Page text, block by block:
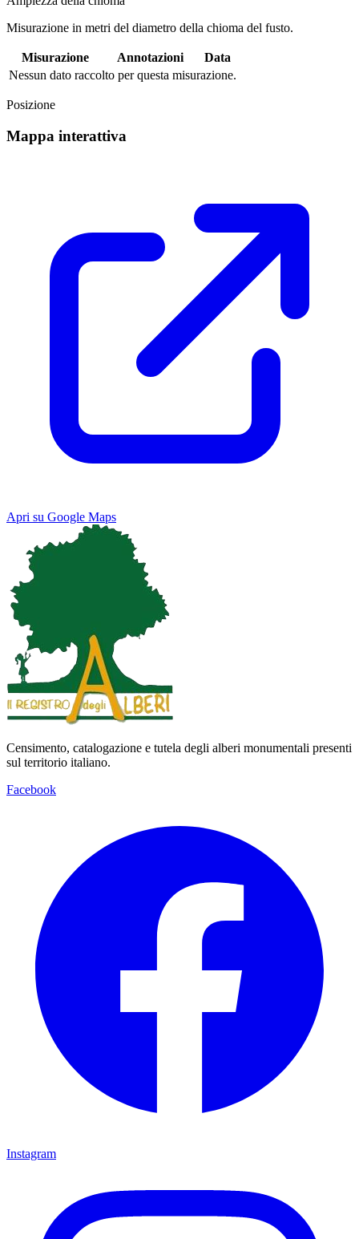
Misurazione in metri del diametro della chioma del fusto.
Misurazione Annotazioni
Data
Nessun dato raccolto per questa misurazione.
Posizione
Mappa interattiva
Apri su Google Maps
Map Satellite
Keyboard shortcuts
Censimento, catalogazione e tutela degli alberi monumentali presenti
sul territorio italiano.
Facebook
Instagram